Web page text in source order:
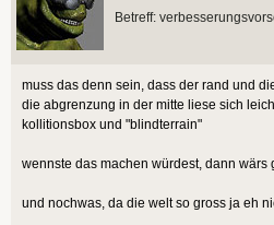
Betreff:
muss das denn sein, dass der rand und
die abgrenzung in der mitte liese sich
kollitionsbox und "blindterrain"
wennste das machen würdest, dann wärs
und nochwas, da die welt so gross ja eh